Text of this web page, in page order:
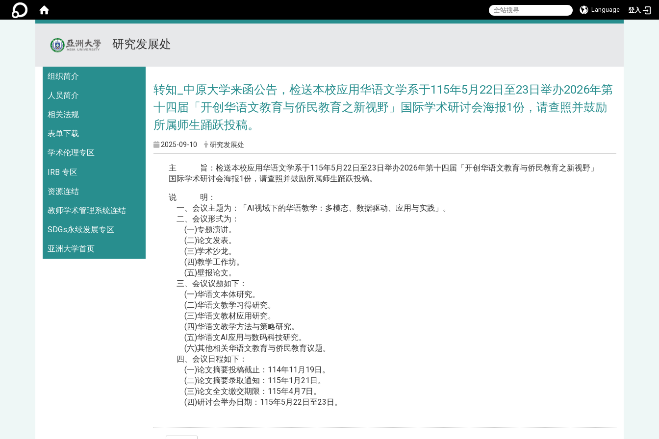
Language 登入
研究发展处
组织简介
人员简介
相关法规
表单下载
学术伦理专区
IRB 专区
资源连结
教师学术管理系统连结
SDGs永续发展专区
亚洲大学首页
转知_中原大学来函公告，检送本校应用华语文学系于115年5月22日至23日举办2026年第
十四届「开创华语文教育与侨民教育之新视野」国际学术研讨会海报1份，请查照并鼓励
所属师生踊跃投稿。
2025-09-10 研究发展处
主 旨：检送本校应用华语文学系于115年5月22日至23日举办2026年第十四届「开创华语文教育与侨民教育之新视野」
国际学术研讨会海报1份，请查照并鼓励所属师生踊跃投稿。
说 明：
一、会议主题为：「AI视域下的华语教学：多模态、数据驱动、应用与实践」。
二、会议形式为：
(一)专题演讲。
(二)论文发表。
(三)学术沙龙。
(四)教学工作坊。
(五)壁报论文。
三、会议议题如下：
(一)华语文本体研究。
(二)华语文教学习得研究。
(三)华语文教材应用研究。
(四)华语文教学方法与策略研究。
(五)华语文AI应用与数码科技研究。
(六)其他相关华语文教育与侨民教育议题。
四、会议日程如下：
(一)论文摘要投稿截止：114年11月19日。
(二)论文摘要录取通知：115年1月21日。
(三)论文全文缴交期限：115年4月7日。
(四)研讨会举办日期：115年5月22日至23日。